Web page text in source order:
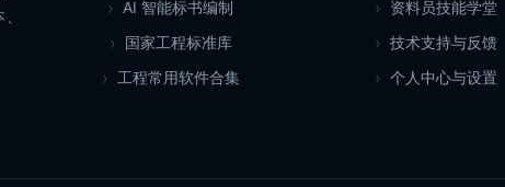
AI 智能标书编制
国家工程标准库
工程常用软件合集
资料员技能学堂
技术支持与反馈
个人中心与设置